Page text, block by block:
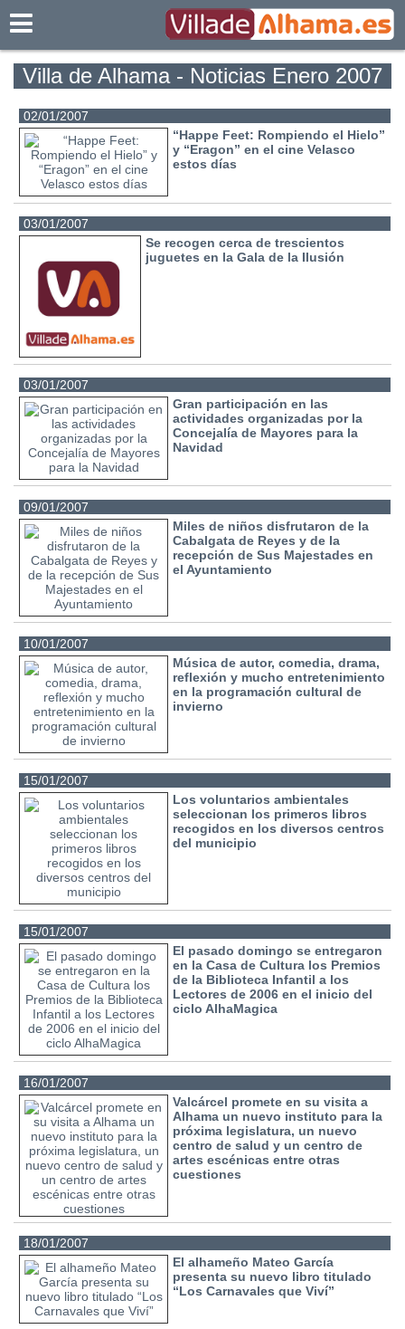
Villa de Alhama - Noticias Enero 2007
02/01/2007
“Happe Feet: Rompiendo el Hielo”
y “Eragon” en el cine Velasco
estos días
03/01/2007
Se recogen cerca de trescientos
juguetes en la Gala de la Ilusión
03/01/2007
Gran participación en las
actividades organizadas por la
Concejalía de Mayores para la
Navidad
09/01/2007
Miles de niños disfrutaron de la
Cabalgata de Reyes y de la
recepción de Sus Majestades en
el Ayuntamiento
10/01/2007
Música de autor, comedia, drama,
reflexión y mucho entretenimiento
en la programación cultural de
invierno
15/01/2007
Los voluntarios ambientales
seleccionan los primeros libros
recogidos en los diversos centros
del municipio
15/01/2007
El pasado domingo se entregaron
en la Casa de Cultura los Premios
de la Biblioteca Infantil a los
Lectores de 2006 en el inicio del
ciclo AlhaMagica
16/01/2007
Valcárcel promete en su visita a
Alhama un nuevo instituto para la
próxima legislatura, un nuevo
centro de salud y un centro de
artes escénicas entre otras
cuestiones
18/01/2007
El alhameño Mateo García
presenta su nuevo libro titulado
“Los Carnavales que Viví”